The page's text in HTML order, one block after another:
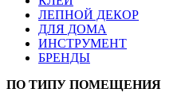
ЛЕПНОЙ ДЕКОР
ДЛЯ ДОМА
ИНСТРУМЕНТ
БРЕНДЫ
ПО ТИПУ ПОМЕЩЕНИЯ